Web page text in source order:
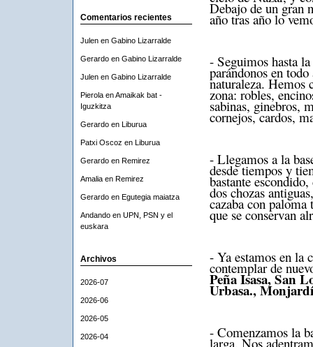
Comentarios recientes
Julenen Gabino Lizarralde
Gerardoen Gabino Lizarralde
Julenen Gabino Lizarralde
PierolaenAmaikak bat -
Iguzkitza
Gerardoen Liburua
Patxi Oscoz en Liburua
Gerardoen Remirez
Amaliaen Remirez
Gerardoen Egutegia maiatza
Andandoen UPN, PSN y el
euskara
Archivos
2026-07
2026-06
2026-05
2026-04
Debajo de un gran
año tras año lo
- Seguimos hasta
parándonos en
naturaleza. Hemos
zona: robles,
sabinas, ginebros,
cornejos, cardos,
- Llegamos a la
desde tiempos y
bastante
dos chozas
cazaba con
que se conservan
- Ya estamos en la
contemplar de
PeñaIsasa,San
Urbasa.,
- Comenzamos la
larga. Nos